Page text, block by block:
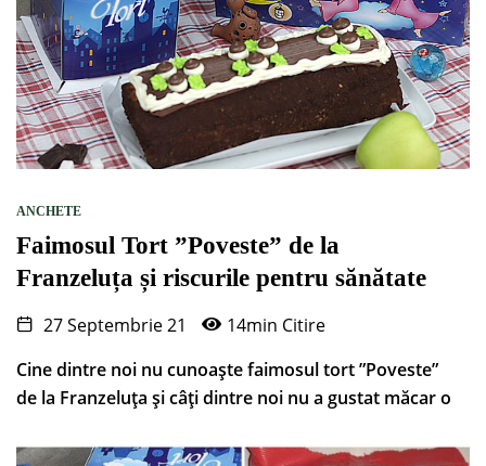
ANCHETE
Faimosul Tort ”Poveste” de la
Franzeluța și riscurile pentru sănătate
27 Septembrie 21
14min Citire
Cine dintre noi nu cunoaște faimosul tort ”Poveste”
de la Franzeluța și câți dintre noi nu a gustat măcar o